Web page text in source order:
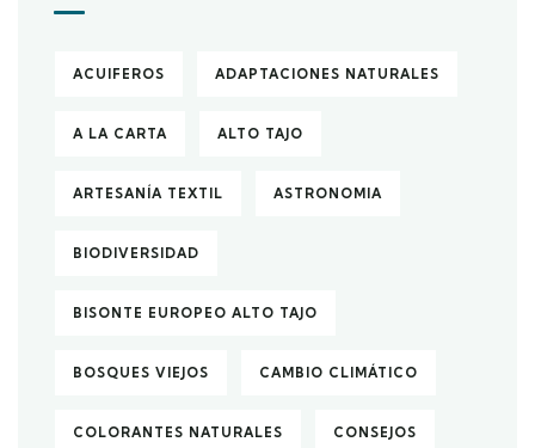
ACUIFEROS ADAPTACIONES NATURALES
A LA CARTA ALTO TAJO
ARTESANÍA TEXTIL ASTRONOMIA
BIODIVERSIDAD
BISONTE EUROPEO ALTO TAJO
BOSQUES VIEJOS CAMBIO CLIMÁTICO
COLORANTES NATURALES CONSEJOS